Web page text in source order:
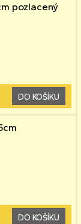
pozlacený
DO KOŠÍKU
DO KOŠÍKU